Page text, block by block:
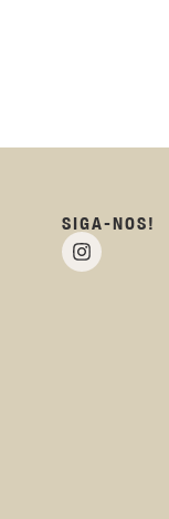
SIGA-NOS!